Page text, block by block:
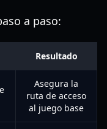
a paso:
Resultado
Asegura la
ruta de acceso
al juego base